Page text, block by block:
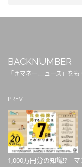
BACKNUMBER
「＃マネーニュース」を
PREV
1,000万円分の知識⁉ マ